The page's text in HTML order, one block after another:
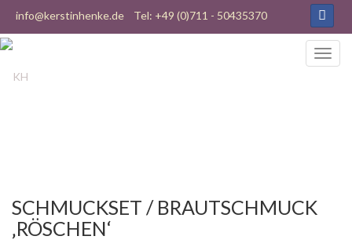
info@kerstinhenke.de Tel: +49 (0)711 - 50435370
SCHMUCKSET / BRAUTSCHMUCK
‚RÖSCHEN‘